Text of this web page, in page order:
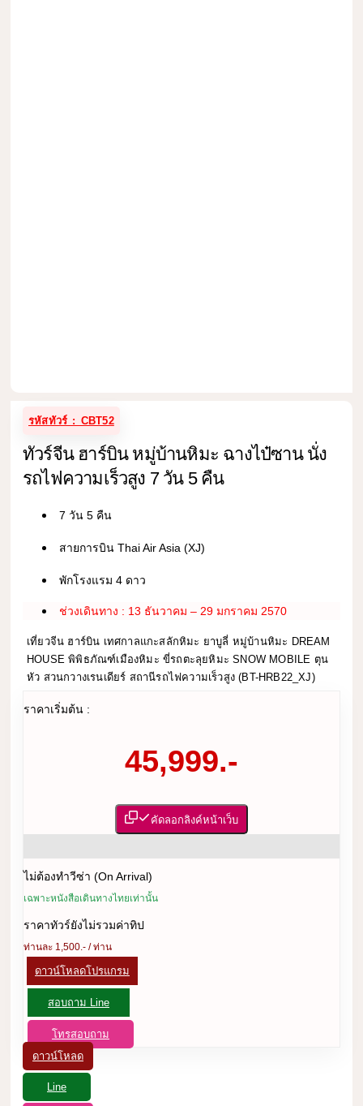
รหัสทัวร์ : CBT52
ทัวร์จีน ฮาร์บิน หมู่บ้านหิมะ ฉางไป๋ซาน นั่ง
รถไฟความเร็วสูง 7 วัน 5 คืน
7 วัน 5 คืน
สายการบิน Thai Air Asia (XJ)
พักโรงแรม 4 ดาว
ช่วงเดินทาง : 13 ธันวาคม – 29 มกราคม 2570
เที่ยวจีน ฮาร์บิน เทศกาลแกะสลักหิมะ ยาบูลี่ หมู่บ้านหิมะ DREAM
HOUSE พิพิธภัณฑ์เมืองหิมะ ขี่รถตะลุยหิมะ SNOW MOBILE ตุน
หัว สวนกวางเรนเดียร์ สถานีรถไฟความเร็วสูง (BT-HRB22_XJ)
ราคาเริ่มต้น :
45,999.-
คัดลอกลิงค์หน้าเว็บ
ไม่ต้องทำวีซ่า (On Arrival)
เฉพาะหนังสือเดินทางไทยเท่านั้น
ราคาทัวร์ยังไม่รวมค่าทิป
ท่านละ 1,500.- / ท่าน
ดาวน์โหลดโปรแกรม
สอบถาม Line
โทรสอบถาม
ดาวน์โหลด
Line